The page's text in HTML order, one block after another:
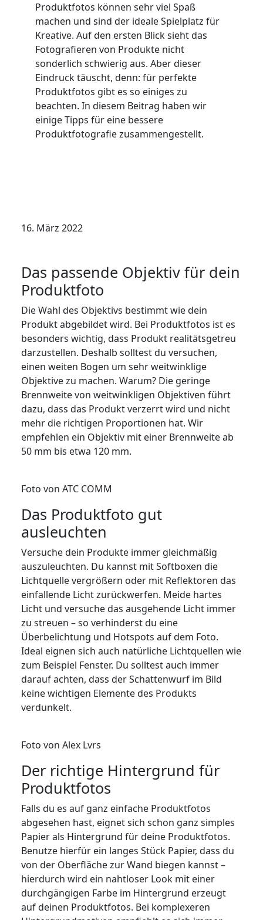
Produktfotos können sehr viel Spaß
machen und sind der ideale Spielplatz für
Kreative. Auf den ersten Blick sieht das
Fotografieren von Produkte nicht
sonderlich schwierig aus. Aber dieser
Eindruck täuscht, denn: für perfekte
Produktfotos gibt es so einiges zu
beachten. In diesem Beitrag haben wir
einige Tipps für eine bessere
Produktfotografie zusammengestellt.
16. März 2022
Das passende Objektiv für dein
Produktfoto
Die Wahl des Objektivs bestimmt wie dein
Produkt abgebildet wird. Bei Produktfotos ist es
besonders wichtig, dass Produkt realitätsgetreu
darzustellen. Deshalb solltest du versuchen,
einen weiten Bogen um sehr weitwinklige
Objektive zu machen. Warum? Die geringe
Brennweite von weitwinkligen Objektiven führt
dazu, dass das Produkt verzerrt wird und nicht
mehr die richtigen Proportionen hat. Wir
empfehlen ein Objektiv mit einer Brennweite ab
50 mm bis etwa 120 mm.
Foto von ATC COMM
Das Produktfoto gut
ausleuchten
Versuche dein Produkte immer gleichmäßig
auszuleuchten. Du kannst mit Softboxen die
Lichtquelle vergrößern oder mit Reflektoren das
einfallende Licht zurückwerfen. Meide hartes
Licht und versuche das ausgehende Licht immer
zu streuen – so verhinderst du eine
Überbelichtung und Hotspots auf dem Foto.
Ideal eignen sich auch natürliche Lichtquellen wie
zum Beispiel Fenster. Du solltest auch immer
darauf achten, dass der Schattenwurf im Bild
keine wichtigen Elemente des Produkts
verdunkelt.
Foto von Alex Lvrs
Der richtige Hintergrund für
Produktfotos
Falls du es auf ganz einfache Produktfotos
abgesehen hast, eignet sich schon ganz simples
Papier als Hintergrund für deine Produktfotos.
Benutze hierfür ein langes Stück Papier, dass du
von der Oberfläche zur Wand biegen kannst –
hierdurch wird ein nahtloser Look mit einer
durchgängigen Farbe im Hintergrund erzeugt
auf deinen Produktfotos. Bei komplexeren